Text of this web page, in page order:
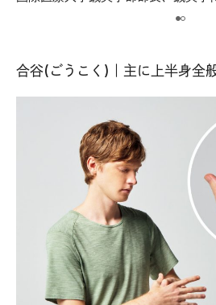
合谷(ごうこく)｜主に上半身全